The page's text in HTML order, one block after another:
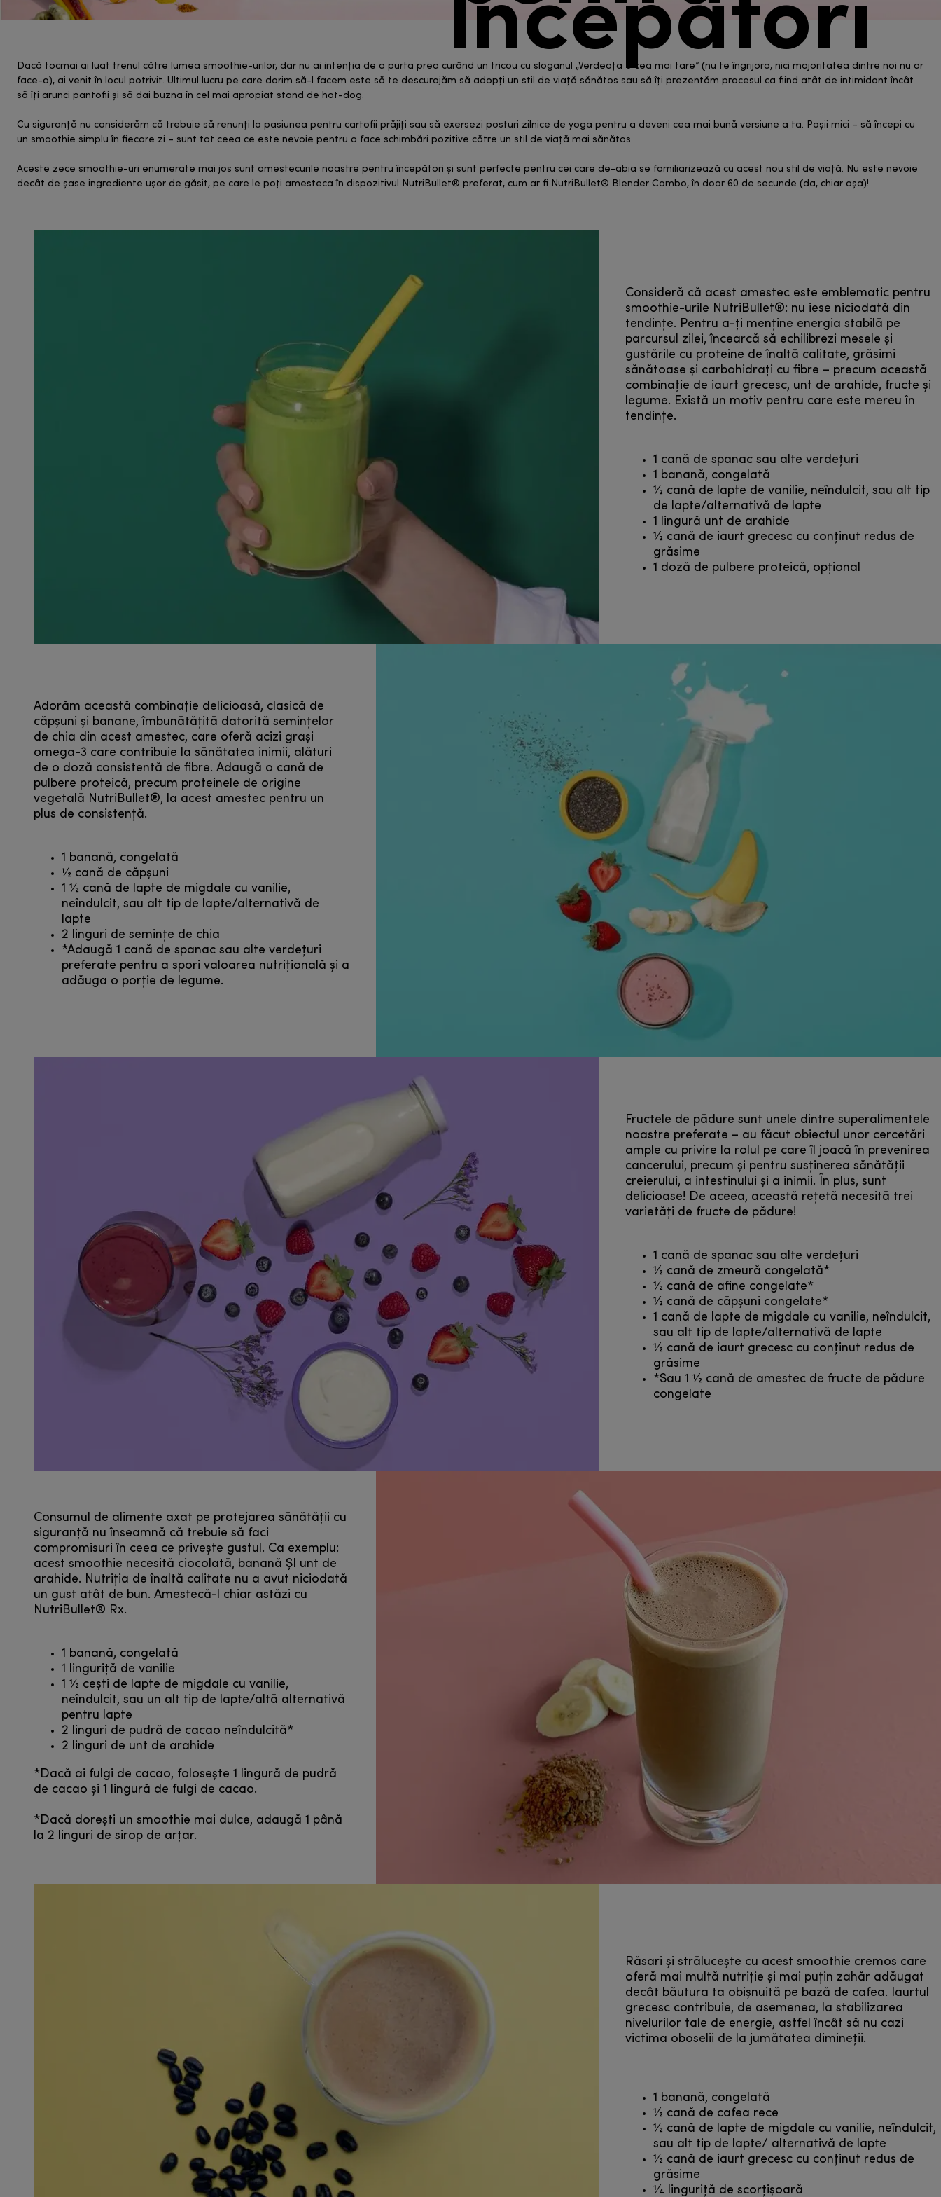
Dacă tocmai ai luat trenul către lumea smoothie-urilor, dar nu ai intenția de a purta prea curând un tricou cu sloganul „Verdeața e cea mai tare” (nu te îngrijora, nici majoritatea dintre noi nu ar
face-o), ai venit în locul potrivit. Ultimul lucru pe care dorim să-l facem este să te descurajăm să adopți un stil de viață sănătos sau să îți prezentăm procesul ca fiind atât de intimidant încât
să îți arunci pantofii și să dai buzna în cel mai apropiat stand de hot-dog.
Cu siguranță nu considerăm că trebuie să renunți la pasiunea pentru cartofii prăjiți sau să exersezi posturi zilnice de yoga pentru a deveni cea mai bună versiune a ta. Pașii mici – să începi cu
un smoothie simplu în fiecare zi – sunt tot ceea ce este nevoie pentru a face schimbări pozitive către un stil de viață mai sănătos.
Aceste zece smoothie-uri enumerate mai jos sunt amestecurile noastre pentru începători și sunt perfecte pentru cei care de-abia se familiarizează cu acest nou stil de viață. Nu este nevoie
decât de șase ingrediente ușor de găsit, pe care le poți amesteca în dispozitivul NutriBullet® preferat, cum ar fi NutriBullet® Blender Combo, în doar 60 de secunde (da, chiar așa)!
Consideră că acest amestec este emblematic pentru
smoothie-urile NutriBullet®: nu iese niciodată din
tendințe. Pentru a-ți menține energia stabilă pe
parcursul zilei, încearcă să echilibrezi mesele și
gustările cu proteine de înaltă calitate, grăsimi
sănătoase și carbohidrați cu fibre – precum această
combinație de iaurt grecesc, unt de arahide, fructe și
legume. Există un motiv pentru care este mereu în
tendințe.
1 cană de spanac sau alte verdețuri
1 banană, congelată
1⁄2 cană de lapte de vanilie, neîndulcit, sau alt tip
de lapte/alternativă de lapte
1 lingură unt de arahide
1⁄2 cană de iaurt grecesc cu conținut redus de
grăsime
1 doză de pulbere proteică, opțional
Adorăm această combinație delicioasă, clasică de
căpșuni și banane, îmbunătățită datorită semințelor
de chia din acest amestec, care oferă acizi grași
omega-3 care contribuie la sănătatea inimii, alături
de o doză consistentă de fibre. Adaugă o cană de
pulbere proteică, precum proteinele de origine
vegetală NutriBullet®, la acest amestec pentru un
plus de consistență.
1 banană, congelată
1⁄2 cană de căpșuni
1 1⁄2 cană de lapte de migdale cu vanilie,
neîndulcit, sau alt tip de lapte/alternativă de
lapte
2 linguri de semințe de chia
*Adaugă 1 cană de spanac sau alte verdețuri
preferate pentru a spori valoarea nutrițională și a
adăuga o porție de legume.
Fructele de pădure sunt unele dintre superalimentele
noastre preferate – au făcut obiectul unor cercetări
ample cu privire la rolul pe care îl joacă în prevenirea
cancerului, precum și pentru susținerea sănătății
creierului, a intestinului și a inimii. În plus, sunt
delicioase! De aceea, această rețetă necesită trei
varietăți de fructe de pădure!
1 cană de spanac sau alte verdețuri
1⁄2 cană de zmeură congelată*
1⁄2 cană de afine congelate*
1⁄2 cană de căpșuni congelate*
1 cană de lapte de migdale cu vanilie, neîndulcit,
sau alt tip de lapte/alternativă de lapte
1⁄2 cană de iaurt grecesc cu conținut redus de
grăsime
*Sau 1 1⁄2 cană de amestec de fructe de pădure
congelate
Consumul de alimente axat pe protejarea sănătății cu
siguranță nu înseamnă că trebuie să faci
compromisuri în ceea ce privește gustul. Ca exemplu:
acest smoothie necesită ciocolată, banană ȘI unt de
arahide. Nutriția de înaltă calitate nu a avut niciodată
un gust atât de bun. Amestecă-l chiar astăzi cu
NutriBullet® Rx.
1 banană, congelată
1 linguriță de vanilie
1 1⁄2 cești de lapte de migdale cu vanilie,
neîndulcit, sau un alt tip de lapte/altă alternativă
pentru lapte
2 linguri de pudră de cacao neîndulcită*
2 linguri de unt de arahide
*Dacă ai fulgi de cacao, folosește 1 lingură de pudră
de cacao și 1 lingură de fulgi de cacao.
*Dacă dorești un smoothie mai dulce, adaugă 1 până
la 2 linguri de sirop de arțar.
Răsari și strălucește cu acest smoothie cremos care
oferă mai multă nutriție și mai puțin zahăr adăugat
decât băutura ta obișnuită pe bază de cafea. Iaurtul
grecesc contribuie, de asemenea, la stabilizarea
nivelurilor tale de energie, astfel încât să nu cazi
victima oboselii de la jumătatea dimineții.
1 banană, congelată
1⁄2 cană de cafea rece
1⁄2 cană de lapte de migdale cu vanilie, neîndulcit,
sau alt tip de lapte/ alternativă de lapte
1⁄2 cană de iaurt grecesc cu conținut redus de
grăsime
1⁄4 linguriță de scorțișoară